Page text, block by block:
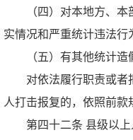
（四）对本地方、
实情况和严重统计违法行
（五）有其他统计造
对依法履行职责或者
人打击报复的，依照前款
第四十二条 县级以